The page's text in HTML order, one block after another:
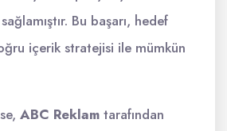
Bu başarı, hedef
içerik stratejisi ile mümkün
ABC Reklam tarafından